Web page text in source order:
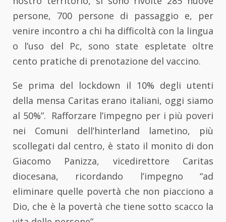
persone, 700 persone di passaggio e, per
venire incontro a chi ha difficoltà con la lingua
o l’uso del Pc, sono state espletate oltre
cento pratiche di prenotazione del vaccino.
Se prima del lockdown il 10% degli utenti
della mensa Caritas erano italiani, oggi siamo
al 50%”. Rafforzare l’impegno per i più poveri
nei Comuni dell’hinterland lametino, più
scollegati dal centro, è stato il monito di don
Giacomo Panizza, vicedirettore Caritas
diocesana, ricordando l’impegno “ad
eliminare quelle povertà che non piacciono a
Dio, che è la povertà che tiene sotto scacco la